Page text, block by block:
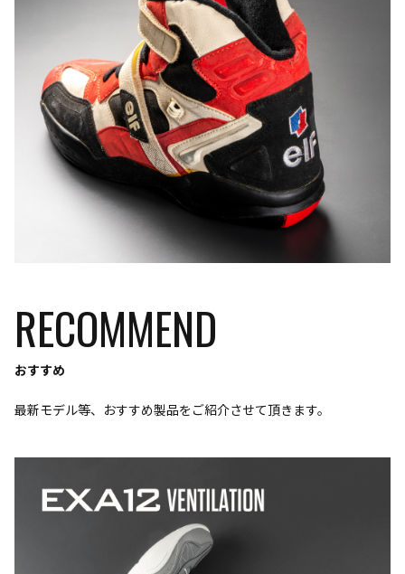
RECOMMEND
おすすめ
最新モデル等、おすすめ製品をご紹介させて頂きます。